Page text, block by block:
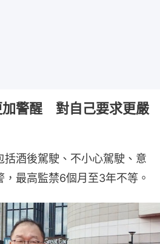
加警醒 對自己要求更嚴
括酒後駕駛、不小心駕駛、意
最高監禁6個月至3年不等。